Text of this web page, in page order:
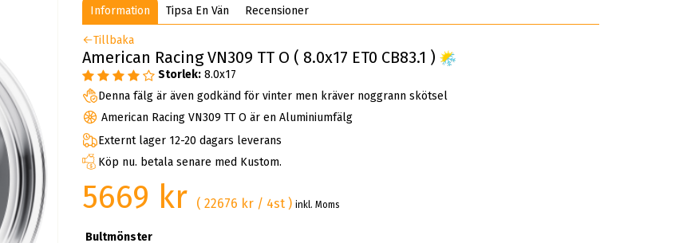
Information Tipsa En Vän Recensioner
Tillbaka
American Racing VN309 TT O ( 8.0x17 ET0 CB83.1 )
Storlek: 8.0x17
Denna fälg är även godkänd för vinter men kräver noggrann skötsel
American Racing VN309 TT O är en Aluminiumfälg
Externt lager 12-20 dagars leverans
Köp nu. betala senare med Kustom.
5669 kr ( 22676 kr / 4st )inkl. Moms
Bultmönster